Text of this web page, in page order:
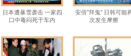
场，每批20人，
记得带上号牌，否
日剧泛滥)
日本遭暴雪袭击 一家四
口中毒闷死于车内
安倍"拜鬼" 日韩可能
次发生摩擦